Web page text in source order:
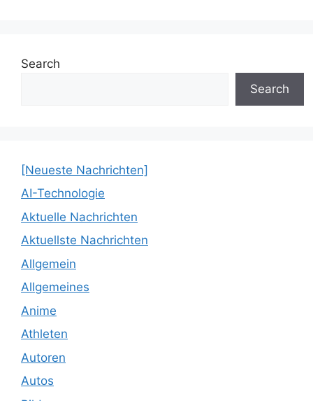
Search
Search
[Neueste Nachrichten]
AI-Technologie
Aktuelle Nachrichten
Aktuellste Nachrichten
Allgemein
Allgemeines
Anime
Athleten
Autoren
Autos